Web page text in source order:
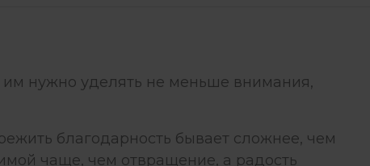
им нужно уделять не меньше внимания,
благодарность бывает сложнее, чем
чаще, чем отвращение, а радость